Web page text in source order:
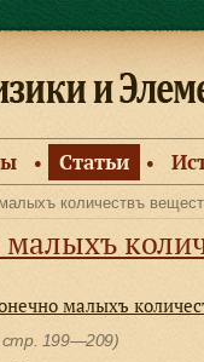
● Статьи ●
количествъ
вещества.
малыхъ
стр. 199—209)